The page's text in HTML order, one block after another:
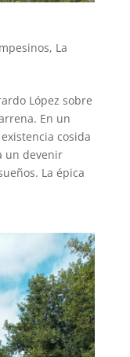
, La
López sobre
En un
cosida
un devenir
La épica